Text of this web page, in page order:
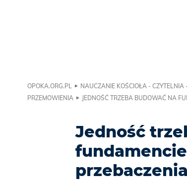
OPOKA.ORG.PL NAUCZANIE KOŚCIOŁA - CZYTELNIA
PRZEMOWIENIA
JEDNOŚĆ TRZEBA BUDOWAĆ NA
Jedność
przebaczenia